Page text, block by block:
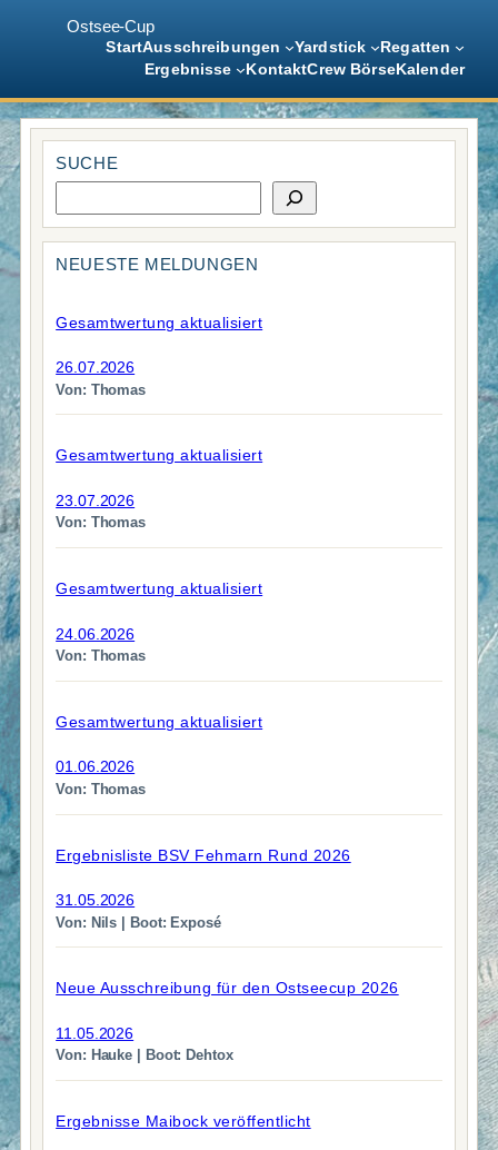
Zum
Inhalt
springen
Ostsee-Cup
StartAusschreibungen Yardstick
Regatten
Ergebnisse
KontaktCrew BörseKalender
SUCHE
u
c
h
NEUESTE MELDUNGEN
Gesamtwertung aktualisiert
26.07.2026
Von: Thomas
Gesamtwertung aktualisiert
23.07.2026
Von: Thomas
Gesamtwertung aktualisiert
24.06.2026
Von: Thomas
Gesamtwertung aktualisiert
01.06.2026
Von: Thomas
Ergebnisliste BSV Fehmarn Rund 2026
31.05.2026
Von: Nils | Boot: Exposé
Neue Ausschreibung für den Ostseecup 2026
11.05.2026
Von: Hauke | Boot: Dehtox
Ergebnisse Maibock veröffentlicht